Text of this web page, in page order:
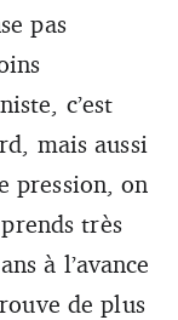
pas
c’est
mais aussi
pression, on
très
à l’avance
de plus